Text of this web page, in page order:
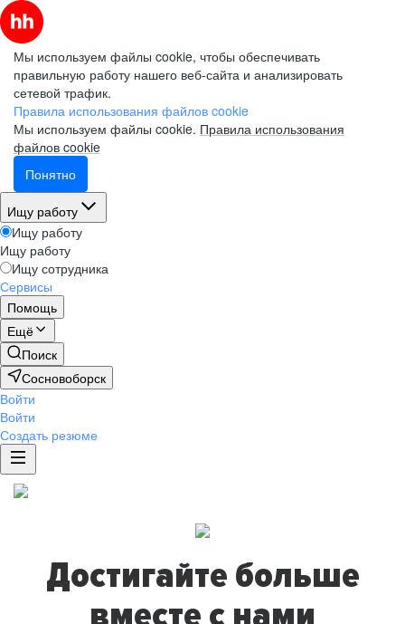
Мы используем файлы cookie, чтобы обеспечивать
правильную работу нашего веб-сайта и анализировать
сетевой трафик.
Правила использования файлов cookie
Мы используем файлы cookie. Правила использования
файлов cookie
Понятно
Ищу работу
Ищу работу
Ищу работу
Ищу сотрудника
Сервисы
Помощь
Ещё
Поиск
Сосновоборск
Войти
Войти
Создать резюме
Достигайте больше